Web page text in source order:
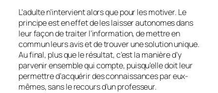
L’adulte n’intervient alors que pour les motiver. Le
principe est en effet de les laisser autonomes dans
leur façon de traiter l’information, de mettre en
commun leurs avis et de trouver une solution unique.
Au final, plus que le résultat, c’est la manière d’y
parvenir ensemble qui compte, puisqu’elle doit leur
permettre d’acquérir des connaissances par eux-
mêmes, sans le recours d’un professeur.